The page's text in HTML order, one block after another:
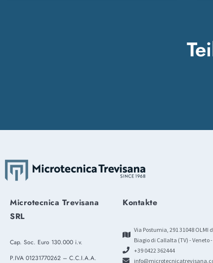
Microtecnica Trevisana
SRL
Cap. Soc. Euro 130.000 i.v.
P.IVA 01231770262 – C.C.I.A.A.
Kontakte
Via Postumia, 291 31048 OLMI
Biagio di Callalta (TV) - Veneto
+39 0422 362444